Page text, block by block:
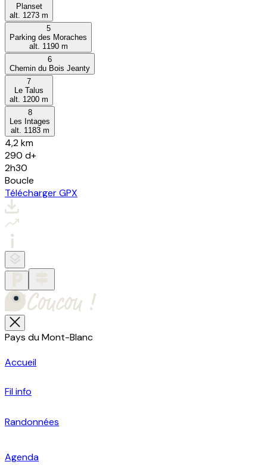
Planset
alt. 1273 m
5
Parking des Moraches
alt. 1190m
6
Chemin du Bois Jeanty
7
Le Talus
alt. 1200 m
8
Les Intages
alt. 1183m
4,2 km
290 d+
2h30
Boucle
Télécharger GPX
Pays du Mont-Blanc
Accueil
Fil info
Randonnées
Agenda